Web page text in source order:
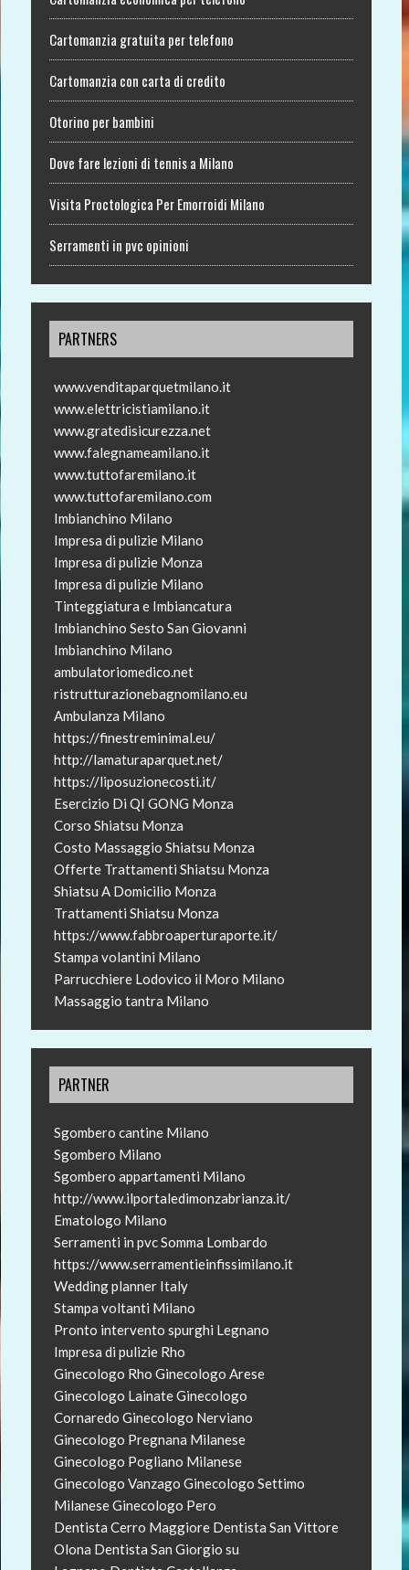
Cartomanzia gratuita per telefono
Cartomanzia con carta di credito
Otorino per bambini
Dove fare lezioni di tennis a Milano
Visita Proctologica Per Emorroidi Milano
Serramenti in pvc opinioni
PARTNERS
www.venditaparquetmilano.it
www.elettricistiamilano.it
www.gratedisicurezza.net
www.falegnameamilano.it
www.tuttofaremilano.it
www.tuttofaremilano.com
Imbianchino Milano
Impresa di pulizie Milano
Impresa di pulizie Monza
Impresa di pulizie Milano
Tinteggiatura e Imbiancatura
Imbianchino Sesto San Giovanni
Imbianchino Milano
ambulatoriomedico.net
ristrutturazionebagnomilano.eu
Ambulanza Milano
https://finestreminimal.eu/
http://lamaturaparquet.net/
https://liposuzionecosti.it/
Esercizio Di QI GONG Monza
Corso Shiatsu Monza
Costo Massaggio Shiatsu Monza
Offerte Trattamenti Shiatsu Monza
Shiatsu A Domicilio Monza
Trattamenti Shiatsu Monza
https://www.fabbroaperturaporte.it/
Stampa volantini Milano
Parrucchiere Lodovico il Moro Milano
Massaggio tantra Milano
PARTNER
Sgombero cantine Milano
Sgombero Milano
Sgombero appartamenti Milano
http://www.ilportaledimonzabrianza.it/
Ematologo Milano
Serramenti in pvc Somma Lombardo
https://www.serramentieinfissimilano.it
Wedding planner Italy
Stampa voltanti Milano
Pronto intervento spurghi Legnano
Impresa di pulizie Rho
Ginecologo Rho Ginecologo Arese
Ginecologo LainateGinecologo
Cornaredo Ginecologo Nerviano
Ginecologo Pregnana Milanese
Ginecologo Pogliano Milanese
Ginecologo Vanzago Ginecologo Settimo
MilaneseGinecologo Pero
Dentista Cerro Maggiore Dentista San Vittore
Olona Dentista San Giorgio su